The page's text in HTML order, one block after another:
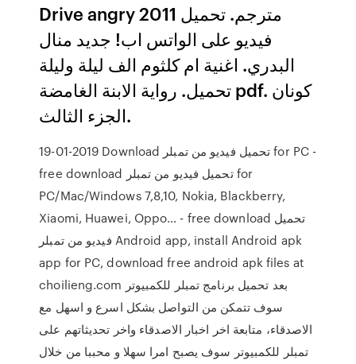
Drive angry 2011 مترجم. تحميل
فيديو على الواتس اب! جديد منال
البدري. اغنية ام كلثوم الف ليلة وليلة
تحميل. رواية الابنة الغامضة pdf. كونان
الجزء الثالث.
19-01-2019 Download تحميل فيديو من تمبلر for PC -
free download تحميل فيديو من تمبلر for
PC/Mac/Windows 7,8,10, Nokia, Blackberry,
Xiaomi, Huawei, Oppo… - free download تحميل
فيديو من تمبلر Android app, install Android apk
app for PC, download free android apk files at
choilieng.com بعد تحميل برنامج تمبلر للكمبيوتر
سوف تتمكن من التواصل بشكل اسرع و اسهل مع
الاصدقاء، متابعة اخر اخبار الاصدقاء واخر تحديثاتهم على
تمبلر للكمبيوتر سوف يصبح امرا سهلا و محببا من خلال